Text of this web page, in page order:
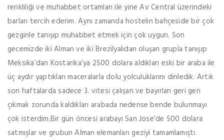
renkliliği ve muhabbet ortamları ile yine Av Central üzerindeki
barları tercih ederim. Aynı zamanda hostelin bahçeside bir çok
gezginle tanışıp muhabbet etmek için çok uygun. Son
gecemizde iki Alman ve iki Brezilyalıdan oluşan grupla tanışıp
Meksika’dan Kostarika’ya 2500 dolara aldıkları eski bir araba ile
üç aydır yaptıkları maceralarla dolu yolculuklarını dinledik. Artık
son haftalarda sadece 3. vitesi çalışan ve bayırları geri geri
çıkmak zorunda kaldıkları arabada nedense bende bulunmayı
çok isterdim.Bir gün öncesi arabayı San Jose’de 500 dolara
satmışlar ve grubun Alman elemanları geziyi tamamlamıştı.